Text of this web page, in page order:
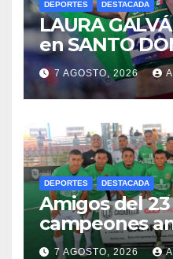
DEPORTES DESTACADA
LAURA
en SANTO
dedica
fallecidos
7 AGOSTO, 2026
DEPORTES DESTACADA
Amigos del
campeones
“Perros
7 AGOSTO, 2026